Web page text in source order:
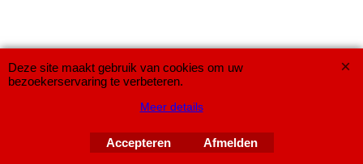
Deze site maakt gebruik van cookies om uw
bezoekerservaring te verbeteren.
Meer details
Accepteren Afmelden